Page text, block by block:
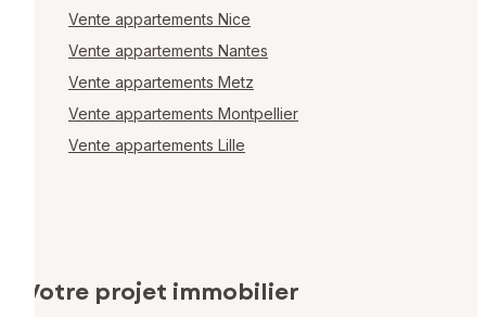
Vente appartements Nice
Vente appartements Nantes
Vente appartements Metz
Vente appartements Montpellier
Vente appartements Lille
Votre projet immobilier